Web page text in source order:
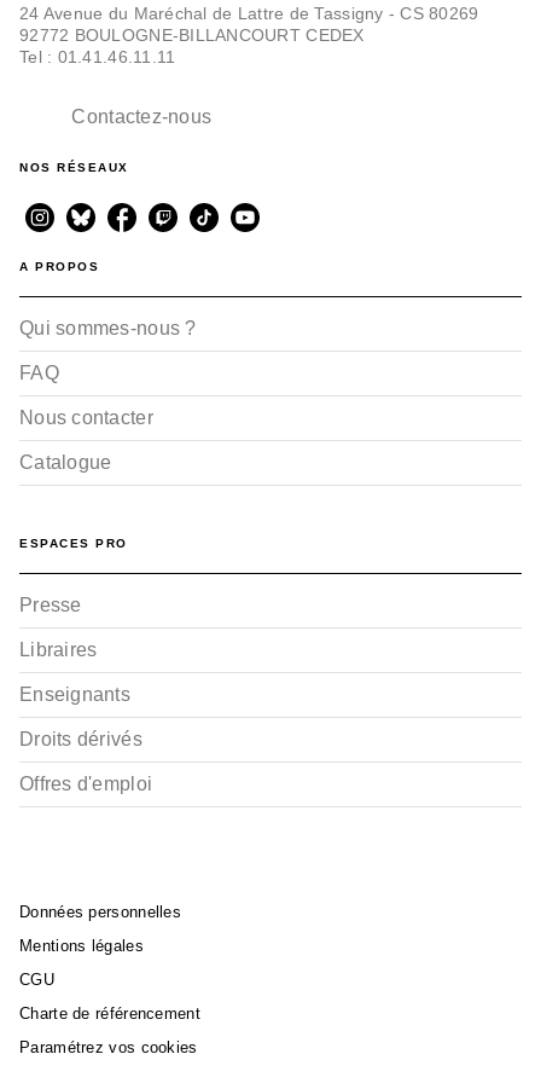
Haut-Rhin
Jean-Philippe Perrusson
24 Avenue du Maréchal de Lattre de Tassigny - CS 80269
92772 BOULOGNE-BILLANCOURT CEDEX
Tel : 01.41.46.11.11
Contactez-nous
NOS RÉSEAUX
A PROPOS
Qui sommes-nous ?
FAQ
Nous contacter
Catalogue
ESPACES PRO
Presse
Libraires
Enseignants
Droits dérivés
Offres d'emploi
Données personnelles
Mentions légales
CGU
Charte de référencement
Paramétrez vos cookies